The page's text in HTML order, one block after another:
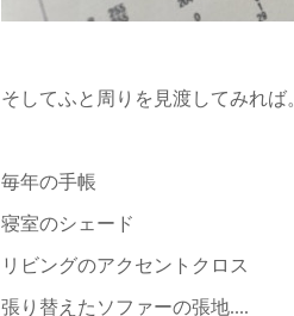
そしてふと周りを見渡してみれば
毎年の手帳
寝室のシェード
リビングのアクセントクロス
張り替えたソファーの張地....